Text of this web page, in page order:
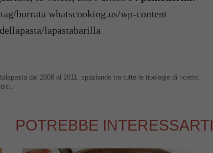
burrata whatscooking.us/wp-content
lapastabarilla
dal 2008 al 2011, spaziando tra tutte le tipologie di ricette,
POTREBBE INTERESSARTI